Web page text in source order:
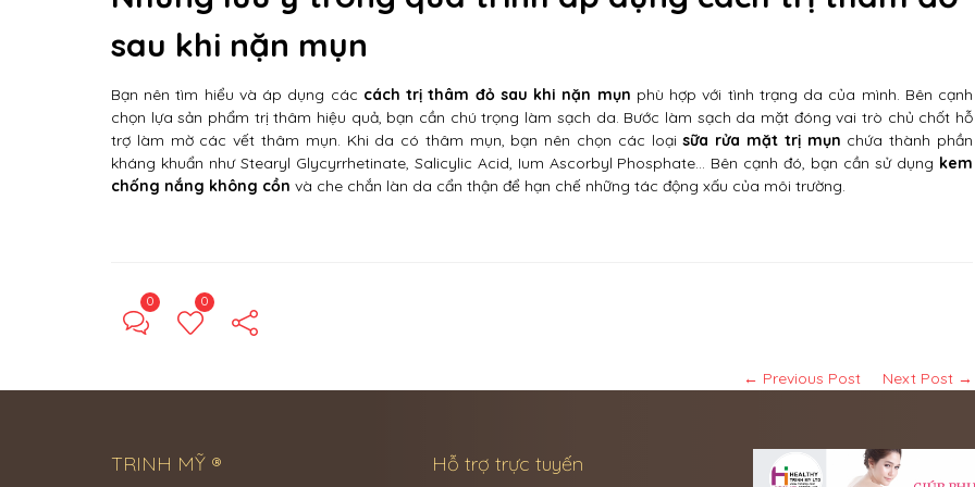
sau khi nặn mụn
Bạn nên tìm hiểu và áp dụng các cách trị thâm đỏ sau khi nặn mụn phù hợp với tình trạng da của mình. Bên cạnh
chọn lựa sản phẩm trị thâm hiệu quả, bạn cần chú trọng làm sạch da. Bước làm sạch da mặt đóng vai trò chủ chốt hỗ
trợ làm mờ các vết thâm mụn. Khi da có thâm mụn, bạn nên chọn các loạisữa rửa mặt trị mụn chứa thành phần
kháng khuẩn như Stearyl Glycyrrhetinate, Salicylic Acid, Ium Ascorbyl Phosphate… Bên cạnh đó, bạn cần sử dụng kem
chống nắng không cồn và che chắn làn da cẩn thận để hạn chế những tác động xấu của môi trường.
0 0
← Previous Post Next Post →
TRINH MỸ ® Hỗ trợ trực tuyến